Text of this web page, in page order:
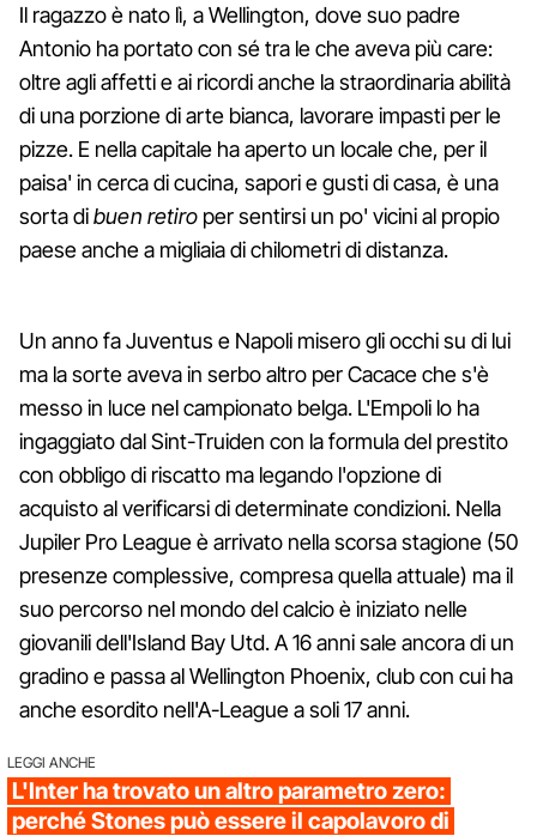
Il ragazzo è nato lì, a Wellington, dove suo padre
Antonio ha portato con sé tra le che aveva più care:
oltre agli affetti e ai ricordi anche la straordinaria abilità
di una porzione di arte bianca, lavorare impasti per le
pizze. E nella capitale ha aperto un locale che, per il
paisa' in cerca di cucina, sapori e gusti di casa, è una
sorta dibuen retiroper sentirsi un po' vicini al propio
paese anche a migliaia di chilometri di distanza.
Un anno fa Juventus e Napoli misero gli occhi su di lui
ma la sorte aveva in serbo altro per Cacace che s'è
messo in luce nel campionato belga. L'Empoli lo ha
ingaggiato dal Sint-Truiden con la formula del prestito
con obbligo di riscatto ma legando l'opzione di
acquisto al verificarsi di determinate condizioni. Nella
Jupiler Pro League è arrivato nella scorsa stagione (50
presenze complessive, compresa quella attuale) ma il
suo percorso nel mondo del calcio è iniziato nelle
giovanili dell'Island Bay Utd. A 16 anni sale ancora di un
gradino e passa al Wellington Phoenix, club con cui ha
anche esordito nell'A-League a soli 17 anni.
LEGGI ANCHE
L'Inter ha trovato un altro parametro zero:
perché Stones può essere il capolavoro di